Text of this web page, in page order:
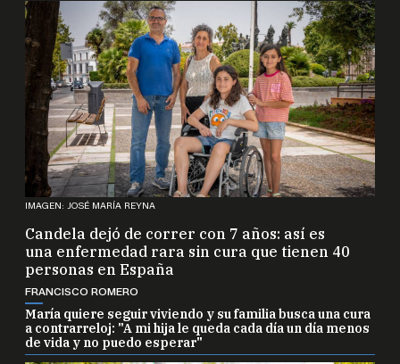
IMAGEN: JOSÉ MARÍA REYNA
Candela dejó de correr con 7 años: así es
una enfermedad rara sin cura que tienen 40
personas en España
FRANCISCO ROMERO
María quiere seguir viviendo y su familia busca una cura
a contrarreloj: "A mi hija le queda cada día un día menos
de vida y no puedo esperar"